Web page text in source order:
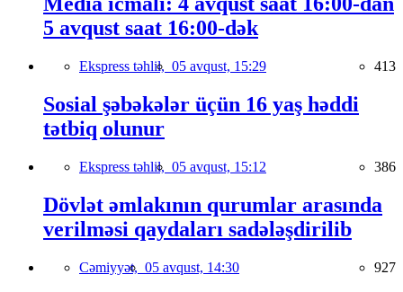
5 avqust saat 16:00-dək
Ekspress təhlil, 05 avqust, 15:29 413
Sosial şəbəkələr üçün 16 yaş həddi
tətbiq olunur
Ekspress təhlil, 05 avqust, 15:12 386
Dövlət əmlakının qurumlar arasında
verilməsi qaydaları sadələşdirilib
Cəmiyyət, 05 avqust, 14:30 927